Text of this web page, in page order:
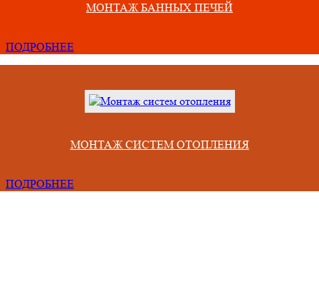
МОНТАЖ БАННЫХ ПЕЧЕЙ
ПОДРОБНЕЕ
МОНТАЖ СИСТЕМ ОТОПЛЕНИЯ
ПОДРОБНЕЕ